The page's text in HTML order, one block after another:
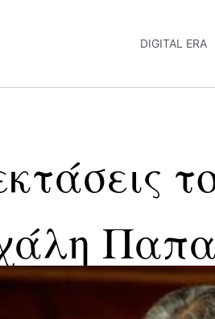
DIGITAL ERA